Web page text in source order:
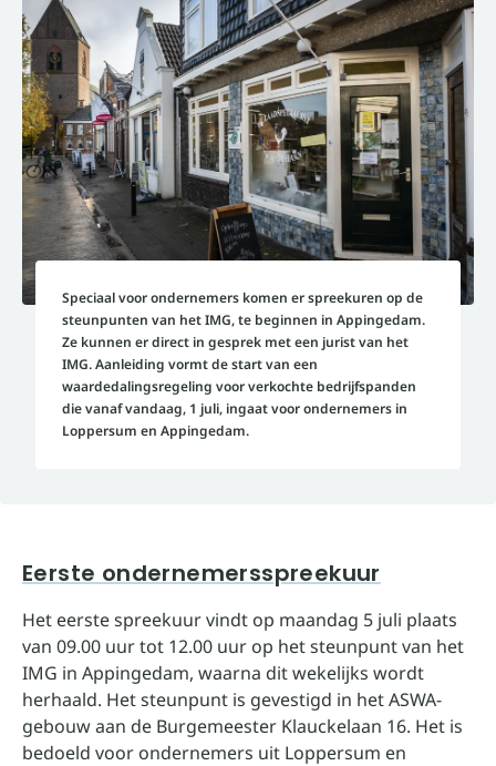
Speciaal voor ondernemers komen er spreekuren op de
steunpunten van het IMG, te beginnen in Appingedam.
Ze kunnen er direct in gesprek met een jurist van het
IMG. Aanleiding vormt de start van een
waardedalingsregeling voor verkochte bedrijfspanden
die vanaf vandaag, 1 juli, ingaat voor ondernemers in
Loppersum en Appingedam.
Eerste ondernemersspreekuur
Het eerste spreekuur vindt op maandag 5 juli plaats
van 09.00 uur tot 12.00 uur op het steunpunt van het
IMG in Appingedam, waarna dit wekelijks wordt
herhaald. Het steunpunt is gevestigd in het ASWA-
gebouw aan de Burgemeester Klauckelaan 16. Het is
bedoeld voor ondernemers uit Loppersum en